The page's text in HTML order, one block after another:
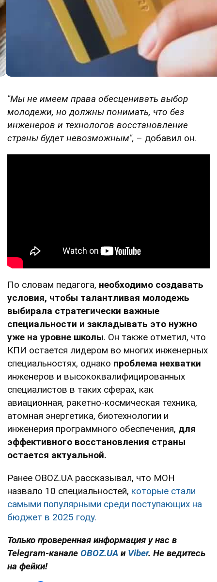
"Мы не имеем права обесценивать выбор
молодежи, но должны понимать, что без
инженеров и технологов восстановление
страны будет невозможным", – добавил он.
По словам педагога, необходимо создавать
условия, чтобы талантливая молодежь
выбирала стратегически важные
специальности и закладывать это нужно
уже на уровне школы. Он также отметил, что
КПИ остается лидером во многих инженерных
специальностях, однако проблема нехватки
инженеров и высококвалифицированных
специалистов в таких сферах, как
авиационная, ракетно-космическая техника,
атомная энергетика, биотехнологии и
инженерия программного обеспечения, для
эффективного восстановления страны
остается актуальной.
Ранее OBOZ.UA рассказывал, что МОН
назвало 10 специальностей, которые стали
самыми популярными среди поступающих на
бюджет в 2025 году.
Только проверенная информация у нас в
Telegram-канале OBOZ.UA и Viber. Не ведитесь
на фейки!